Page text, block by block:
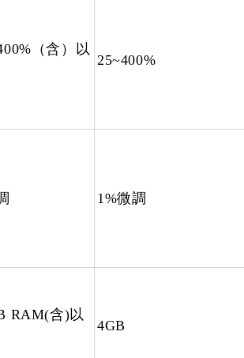
（含）以
25~400%
1%微調
RAM(含)以
4GB